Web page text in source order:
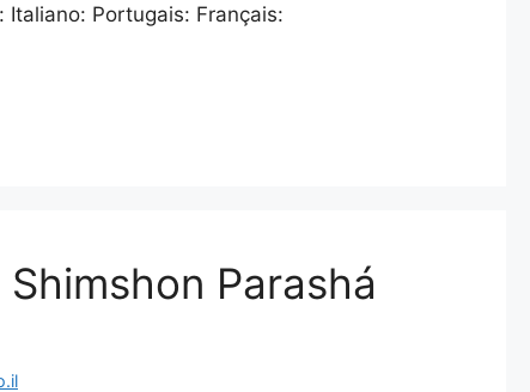
Italiano: Portugais: Français:
Parashá